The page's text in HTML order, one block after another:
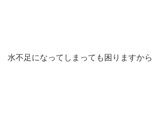
水不足になってしまっても困りますから